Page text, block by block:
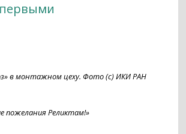
в монтажном цеху. Фото (c) ИКИ РАН
пожелания Реликтам!»